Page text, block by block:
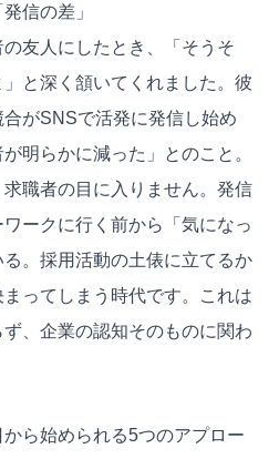
信の差」
友人にしたとき、「そうそ
と深く頷いてくれました。彼
がSNSで活発に発信し始め
明らかに減った」とのこと。
職者の目に入りません。発信
ークに行く前から「気になっ
。採用活動の土俵に立てるか
ってしまう時代です。これは
、企業の認知そのものに関わ
ら始められる5つのアプロー